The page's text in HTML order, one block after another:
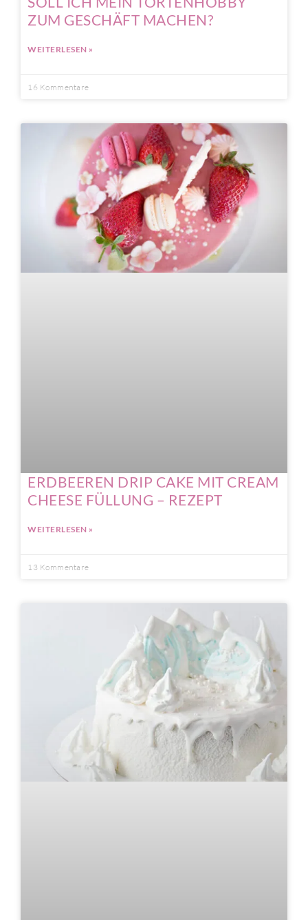
ZUM GESCHÄFT MACHEN?
WEITERLESEN »
16 Kommentare
ERDBEEREN DRIP CAKE MIT CREAM
CHEESE FÜLLUNG – REZEPT
WEITERLESEN »
13 Kommentare